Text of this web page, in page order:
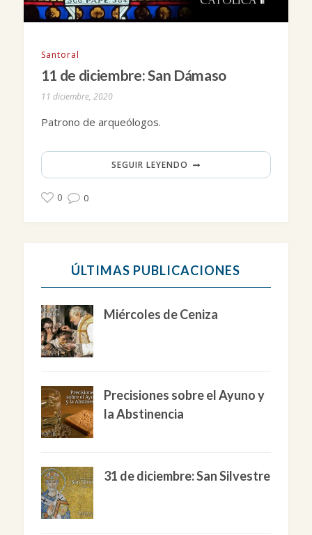
Santoral
11 de diciembre: San Dámaso
11 diciembre, 2020
Patrono de arqueólogos.
SEGUIR LEYENDO
0 0
ÚLTIMAS PUBLICACIONES
Miércoles de Ceniza
Precisiones sobre el Ayuno y
la Abstinencia
31 de diciembre: San Silvestre